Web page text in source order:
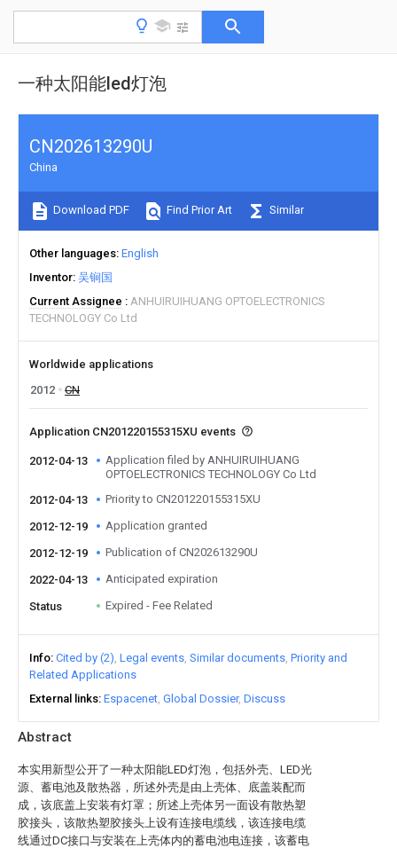
一种太阳能led灯泡
Abstract
本实用新型公开了一种太阳能LED灯泡，包括外壳、LED光
源、蓄电池及散热器，所述外壳是由上壳体、底盖装配而
成，该底盖上安装有灯罩；所述上壳体另一面设有散热塑
胶接头，该散热塑胶接头上设有连接电缆线，该连接电缆
线通过DC接口与安装在上壳体内的蓄电池电连接，该蓄电
CN202613290U
China
Download PDF Find Prior Art Similar
Other languages English
Inventor 吴锏国
Current Assignee
ANHUIRUIHUANG OPTOELECTRONICS
TECHNOLOGY Co Ltd
Worldwide applications
2012
CN
Application CN201220155315XU events
2012-04-13
Application filed by ANHUIRUIHUANG
OPTOELECTRONICS TECHNOLOGY Co Ltd
2012-04-13
Priority to CN201220155315XU
2012-12-19 Application granted
2012-12-19 Publication of CN202613290U
2022-04-13 Anticipated expiration
Status Expired - Fee Related
Info Cited by (2) Legal events Similar documents Priority and
Related Applications
External links Espacenet Global Dossier Discuss